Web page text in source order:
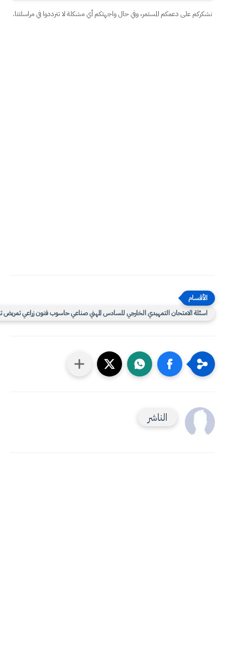
على دعمكم المستمر، وفي حال واجهتكم أي مشكلة لا تترددوا في مراسلتنا.
الامتحان التمهيدي الخارجي للسادس المهني صناعي حاسوب فنون زراعي تمريض تجاري
الناشر